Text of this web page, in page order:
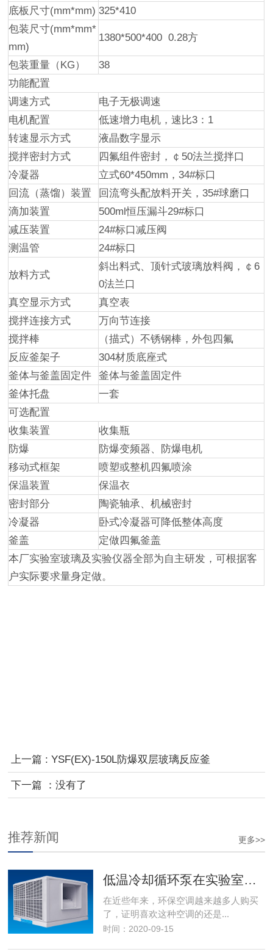
底板尺寸(mm*mm) 325*410
包装尺寸(mm*mm*
mm)
1380*500*400 0.28方
包装重量（KG）
38
功能配置
调速方式
电子无极调速
电机配置
低速增力电机，速比3：1
转速显示方式
液晶数字显示
搅拌密封方式
四氟组件密封，￠50法兰搅拌口
冷凝器
立式60*450mm，34#标口
回流（蒸馏）装置
回流弯头配放料开关，35#球磨口
滴加装置
500ml恒压漏斗29#标口
减压装置
24#标口减压阀
测温管
24#标口
放料方式
斜出料式、顶针式玻璃放料阀，￠6
0法兰口
真空显示方式
真空表
搅拌连接方式
万向节连接
搅拌棒
（描式）不锈钢棒，外包四氟
反应釜架子
304材质底座式
釜体与釜盖固定件
釜体与釜盖固定件
釜体托盘
一套
可选配置
收集装置
收集瓶
防爆
防爆变频器、防爆电机
移动式框架
喷塑或整机四氟喷涂
保温装置
保温衣
密封部分
陶瓷轴承、机械密封
冷凝器
卧式冷凝器可降低整体高度
釜盖
定做四氟釜盖
本厂实验室玻璃及实验仪器全部为自主研发，可根据客
户实际要求量身定做。
上一篇 : YSF(EX)-150L防爆双层玻璃反应釜
下一篇 ：没有了
更多>>
推荐新闻
低温冷却循环泵在实验室和工业领域中具有广泛的应用 予华科工贸
在近些年来，环保空调越来越多人购买
了，证明喜欢这种空调的还是...
时间：2020-09-15